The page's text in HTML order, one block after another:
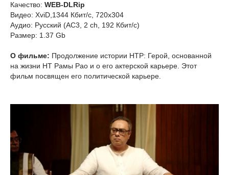
Качество: WEB-DLRip
Видео: XviD,1344 Кбит/с, 720x304
Аудио: Русский (AC3, 2 ch, 192 Кбит/с)
Размер: 1.37 Gb
О фильме: Продолжение истории НТР: Герой, основанной
на жизни НТ Рамы Рао и о его актерской карьере. Этот
фильм посвящен его политической карьере.